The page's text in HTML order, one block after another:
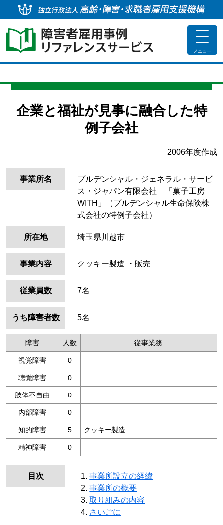
toggle
メニュー
企業と福祉が見事に融合した特
例子会社
2006年度作成
事業所名
プルデンシャル・ジェネラル・サービ
ス・ジャパン有限会社 「菓子工房
WITH」（プルデンシャル生命保険株
式会社の特例子会社）
所在地 埼玉県川越市
事業内容 クッキー製造 ・販売
従業員数 7名
うち障害者数 5名
障害 人数 従事業務
視覚障害 0
聴覚障害 0
肢体不自由 0
内部障害 0
知的障害 5 クッキー製造
精神障害 0
目次
事業所設立の経緯
事業所の概要
取り組みの内容
さいごに